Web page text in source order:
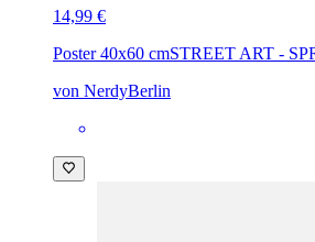
14,99 €
Poster 40x60 cmSTREET ART -
von NerdyBerlin